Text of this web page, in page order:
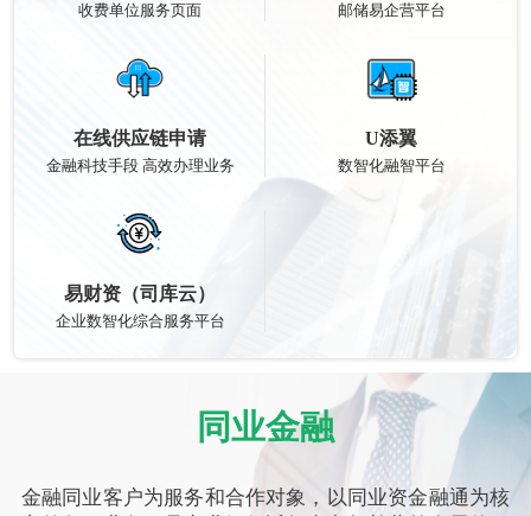
收费单位服务页面 邮储易企营平台
在线供应链申请
金融科技手段 高效办理业务
U添翼
数智化融智平台
易财资（司库云）
企业数智化综合服务平台
同业金融
金融同业客户为服务和合作对象，以同业资金融通为核